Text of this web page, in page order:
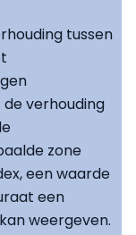
tussen
verhouding
zone
een waarde
een
weergeven.